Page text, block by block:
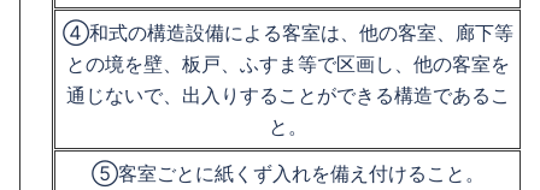
④和式の構造設備による客室は、他の客室、廊下等
との境を壁、板戸、ふすま等で区画し、他の客室を
通じないで、出入りすることができる構造であるこ
と。
⑤客室ごとに紙くず入れを備え付けること。